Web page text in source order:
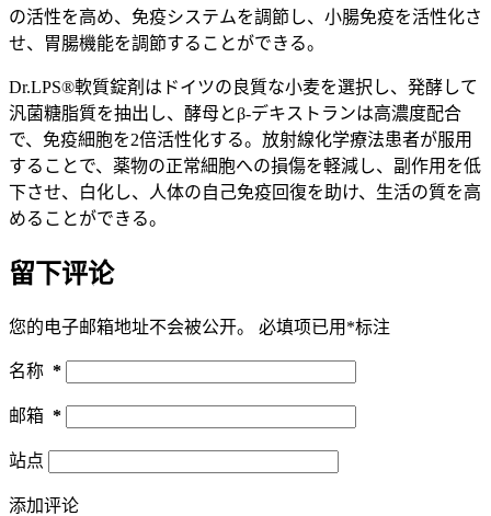
の活性を高め、免疫システムを調節し、小腸免疫を活性化さ
せ、胃腸機能を調節することができる。
Dr.LPS®軟質錠剤はドイツの良質な小麦を選択し、発酵して
汎菌糖脂質を抽出し、酵母とβ-デキストランは高濃度配合
で、免疫細胞を2倍活性化する。放射線化学療法患者が服用
することで、薬物の正常細胞への損傷を軽減し、副作用を低
下させ、白化し、人体の自己免疫回復を助け、生活の質を高
めることができる。
留下评论
您的电子邮箱地址不会被公开。 必填项已用 *标注
名称 *
邮箱 *
站点
添加评论